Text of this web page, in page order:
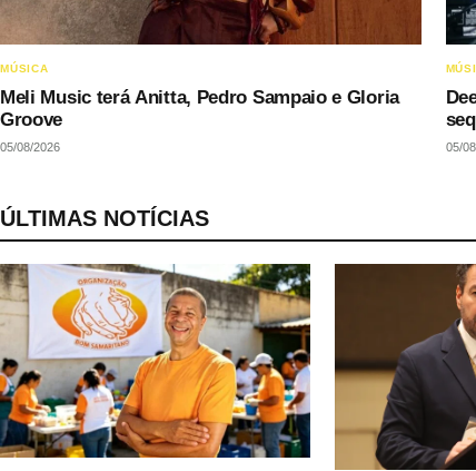
MÚSICA
Meli Music terá Anitta, Pedro Sampaio e Gloria
Groove
05/08/2026 05/
ÚLTIMAS NOTÍCIAS